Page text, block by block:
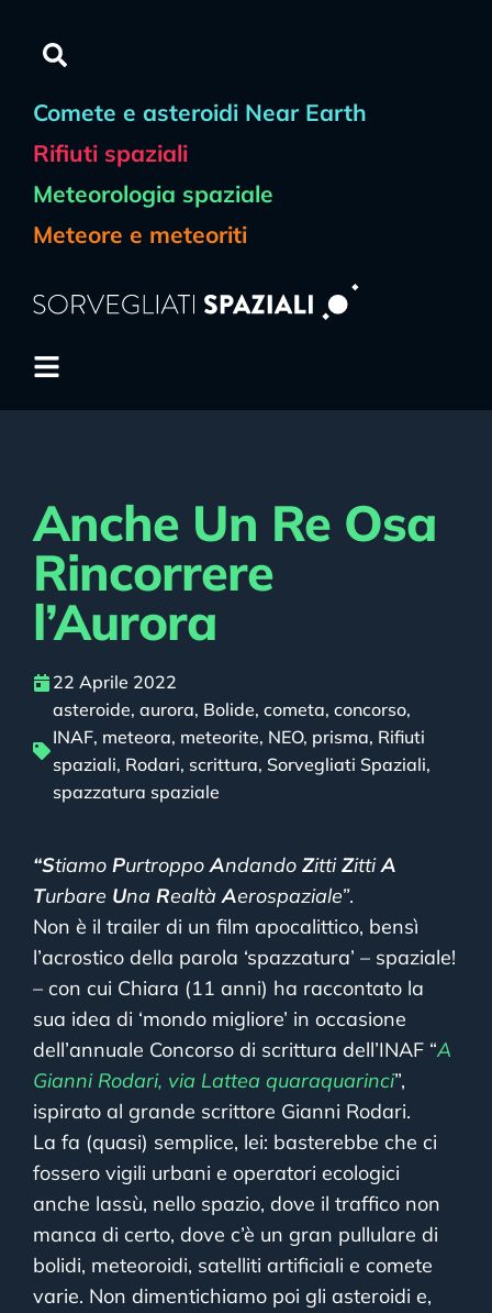
Comete e asteroidi Near Earth
Rifiuti spaziali
Meteorologia spaziale
Meteore e meteoriti
Anche Un Re Osa
Rincorrere
l’Aurora
22 Aprile 2022
asteroide, aurora, Bolide, cometa, concorso,
INAF, meteora, meteorite, NEO, prisma, Rifiuti
spaziali, Rodari, scrittura, Sorvegliati Spaziali,
spazzatura spaziale
“Stiamo PurtroppoAndando ZittiZittiA
Turbare Una RealtàAerospaziale”.
Non è il trailer di un film apocalittico, bensì
l’acrostico della parola ‘spazzatura’ – spaziale!
– con cui Chiara (11 anni) ha raccontato la
sua idea di ‘mondo migliore’ in occasione
dell’annuale Concorso di scrittura dell’INAF “A
Gianni Rodari, via Lattea quaraquarinci”,
ispirato al grande scrittore Gianni Rodari.
La fa (quasi) semplice, lei: basterebbe che ci
fossero vigili urbani e operatori ecologici
anche lassù, nello spazio, dove il traffico non
manca di certo, dove c’è un gran pullulare di
bolidi, meteoroidi, satelliti artificiali e comete
varie. Non dimentichiamo poi gli asteroidi e,